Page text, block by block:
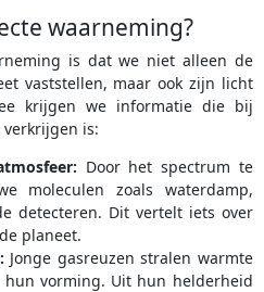
waarneming?
is dat we niet alleen de
vaststellen, maar ook zijn licht
krijgen we informatie die bij
is:
Door het spectrum te
moleculen zoals waterdamp,
detecteren. Dit vertelt iets over
planeet.
Jonge gasreuzen stralen warmte
vorming. Uit hun helderheid